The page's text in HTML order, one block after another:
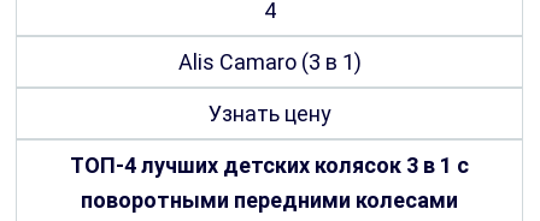
4
Alis Camaro (3 в 1)
Узнать цену
ТОП-4 лучших детских колясок 3 в 1 с
поворотными передними колесами